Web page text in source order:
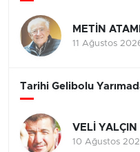
METİN
11 Ağustos
Tarihi Gelibolu
VELİ YALÇIN
10 Ağustos